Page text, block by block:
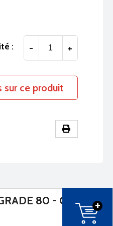
: - +
sur ce produit
80 - CMU +